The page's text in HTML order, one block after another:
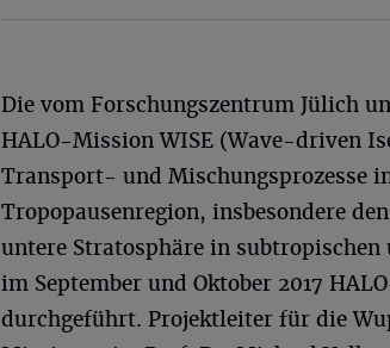
Die vom Forschungszentrum Jülich
HALO-Mission WISE (Wave-driven
Transport- und Mischungsprozesse
Tropopausenregion, insbesondere
untere Stratosphäre in
im September und Oktober 2017
durchgeführt. Projektleiter für die